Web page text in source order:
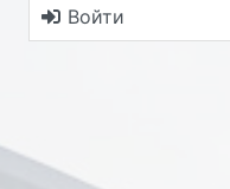
Войти